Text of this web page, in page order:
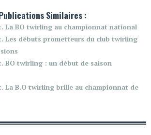
Similaires :
La BO twirling au championnat national
Les débuts prometteurs du club twirling
BO twirling : un début de saison
La B.O twirling brille au championnat de